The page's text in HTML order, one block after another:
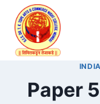
content
Paper